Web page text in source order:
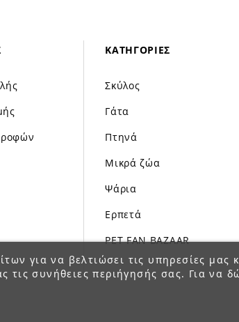
ΚΑΤΗΓΟΡΊΕΣ
Σκύλος
Γάτα
Πτηνά
Μικρά ζώα
Ψάρια
Ερπετά
PET FAN BAZAAR
για να βελτιώσει τις υπηρεσίες μας
τις συνήθειες περιήγησής σας. Για να